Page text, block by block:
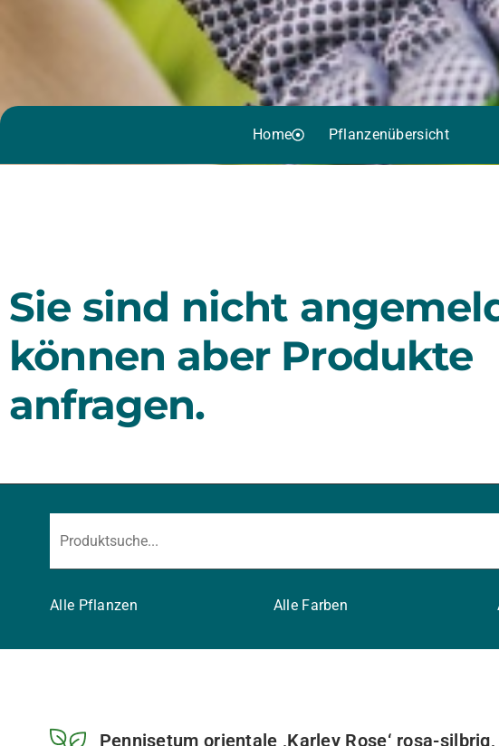
Home Pflanzenübersicht
Sie sind nicht
können aber Produkte
anfragen.
Alle Pflanzen Alle Farben
Pennisetum orientale ‚Karley Rose‘ rosa-